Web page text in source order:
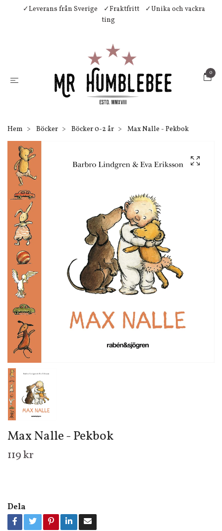
✓Leverans från Sverige ✓Fraktfritt
✓Unika och vackra
ting
0
Hem Böcker Böcker 0-2 år Max Nalle - Pekbok
Max Nalle - Pekbok
119 kr
Dela